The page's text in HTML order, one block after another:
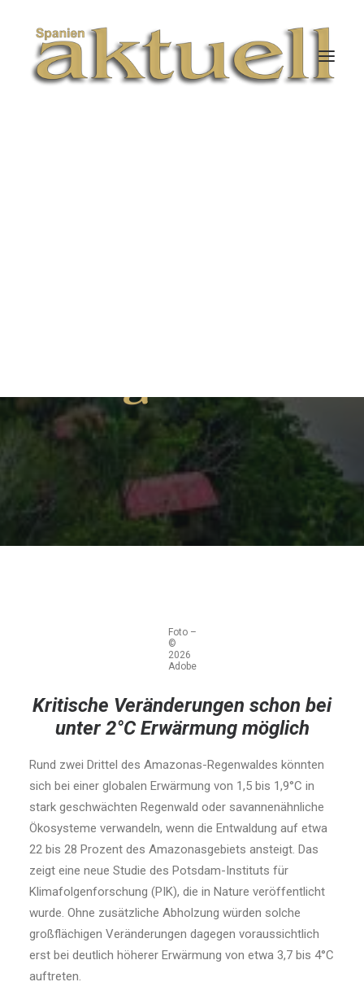
Foto –
©
2026
Adobe
Kritische Veränderungen schon bei
unter 2°C Erwärmung möglich
Rund zwei Drittel des Amazonas-Regenwaldes könnten
sich bei einer globalen Erwärmung von 1,5 bis 1,9°C in
stark geschwächten Regenwald oder savannenähnliche
Ökosysteme verwandeln, wenn die Entwaldung auf etwa
22 bis 28 Prozent des Amazonasgebiets ansteigt. Das
zeigt eine neue Studie des Potsdam-Instituts für
Klimafolgenforschung (PIK), die in Nature veröffentlicht
wurde. Ohne zusätzliche Abholzung würden solche
großflächigen Veränderungen dagegen voraussichtlich
erst bei deutlich höherer Erwärmung von etwa 3,7 bis 4°C
auftreten.